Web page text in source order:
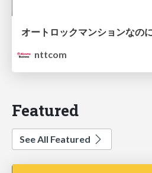
nttcom
Featured
See All Featured